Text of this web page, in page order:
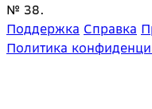
№ 38.
Поддержка Справка
Политика